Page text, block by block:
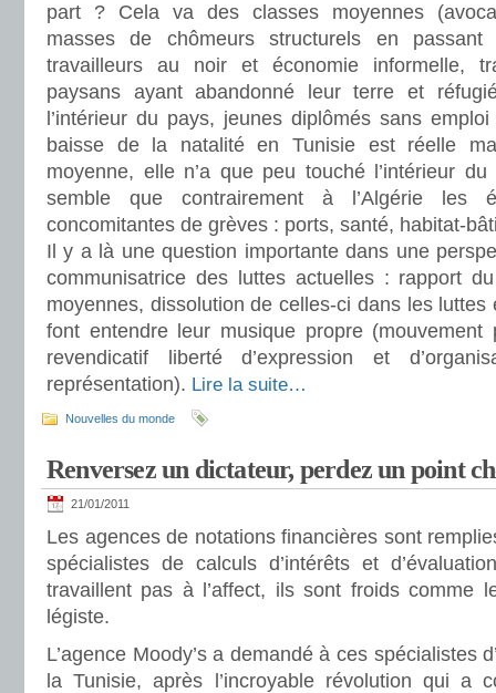
part ? Cela va des classes moyennes
masses de chômeurs structurels en passant
travailleurs au noir et économie informelle,
paysans ayant abandonné leur terre et
l’intérieur du pays, jeunes diplômés sans
baisse de la natalité en Tunisie est réelle
moyenne, elle n’a que peu touché l’intérieur
semble que contrairement à l’Algérie les
concomitantes de grèves : ports, santé, habitat-
Il y a là une question importante dans une
communisatrice des luttes actuelles : rapport
moyennes, dissolution de celles-ci dans les luttes
font entendre leur musique propre (mouvement
revendicatif liberté d’expression et
représentation). Lire la suite…
Nouvelles du monde
Renversez un dictateur, perdez un point
21/01/2011
Les agences de notations financières sont
spécialistes de calculs d’intérêts et
travaillent pas à l’affect, ils sont froids comme
légiste.
L’agence Moody’s a demandé à ces spécialistes
la Tunisie, après l’incroyable révolution qui a